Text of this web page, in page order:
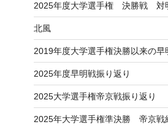
2025年度大学選手権 決勝戦 対
北風
2019年度大学選手権決勝以来の早
2025年度早明戦振り返り
2025大学選手権帝京戦振り返り
2025年大学選手権準決勝 帝京戦